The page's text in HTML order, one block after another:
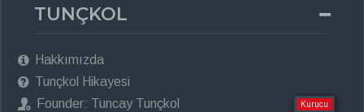
TUNÇKOL
Hakkımızda
Tunçkol Hikayesi
Founder: Tuncay Tunçkol
Kurucu